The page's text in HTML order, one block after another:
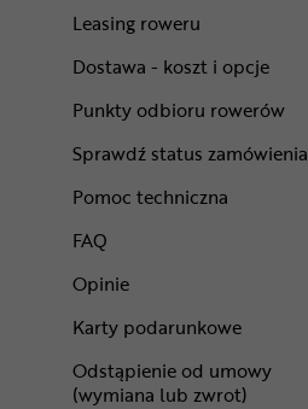
Leasing roweru
Dostawa - koszt i opcje
Punkty odbioru rowerów
Sprawdź status zamówienia
Pomoc techniczna
FAQ
Opinie
Karty podarunkowe
Odstąpienie od umowy
(wymiana lub zwrot)